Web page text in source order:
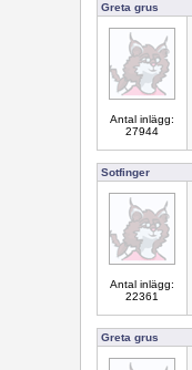
Greta grus
Antal inlägg:
27944
Sotfinger
Antal inlägg:
22361
Greta grus